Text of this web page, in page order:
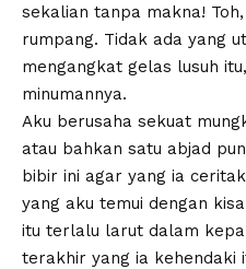
sekalian tanpa makna!
rumpang. Tidak ada yang
mengangkat gelas lusuh
minumannya.
Aku berusaha sekuat
atau bahkan satu abjad
bibir ini agar yang ia
yang aku temui dengan
itu terlalu larut dalam
terakhir yang ia kehendaki